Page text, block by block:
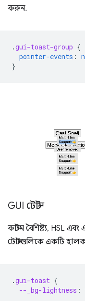
করুন.
.gui-toast-group {
pointer-events :
}
GUI টোস্ট
কাস্টম বৈশিষ্ট্য, HSL
টোস্টগুলিকে একটি
.gui-toast {
--_bg-lightness :